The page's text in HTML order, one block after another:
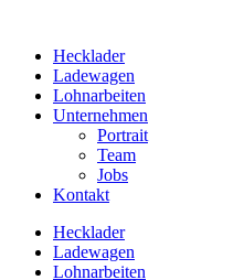
springenHecklader
Ladewagen
Lohnarbeiten
Unternehmen
Portrait
Team
Jobs
Kontakt
Hecklader
Ladewagen
Lohnarbeiten